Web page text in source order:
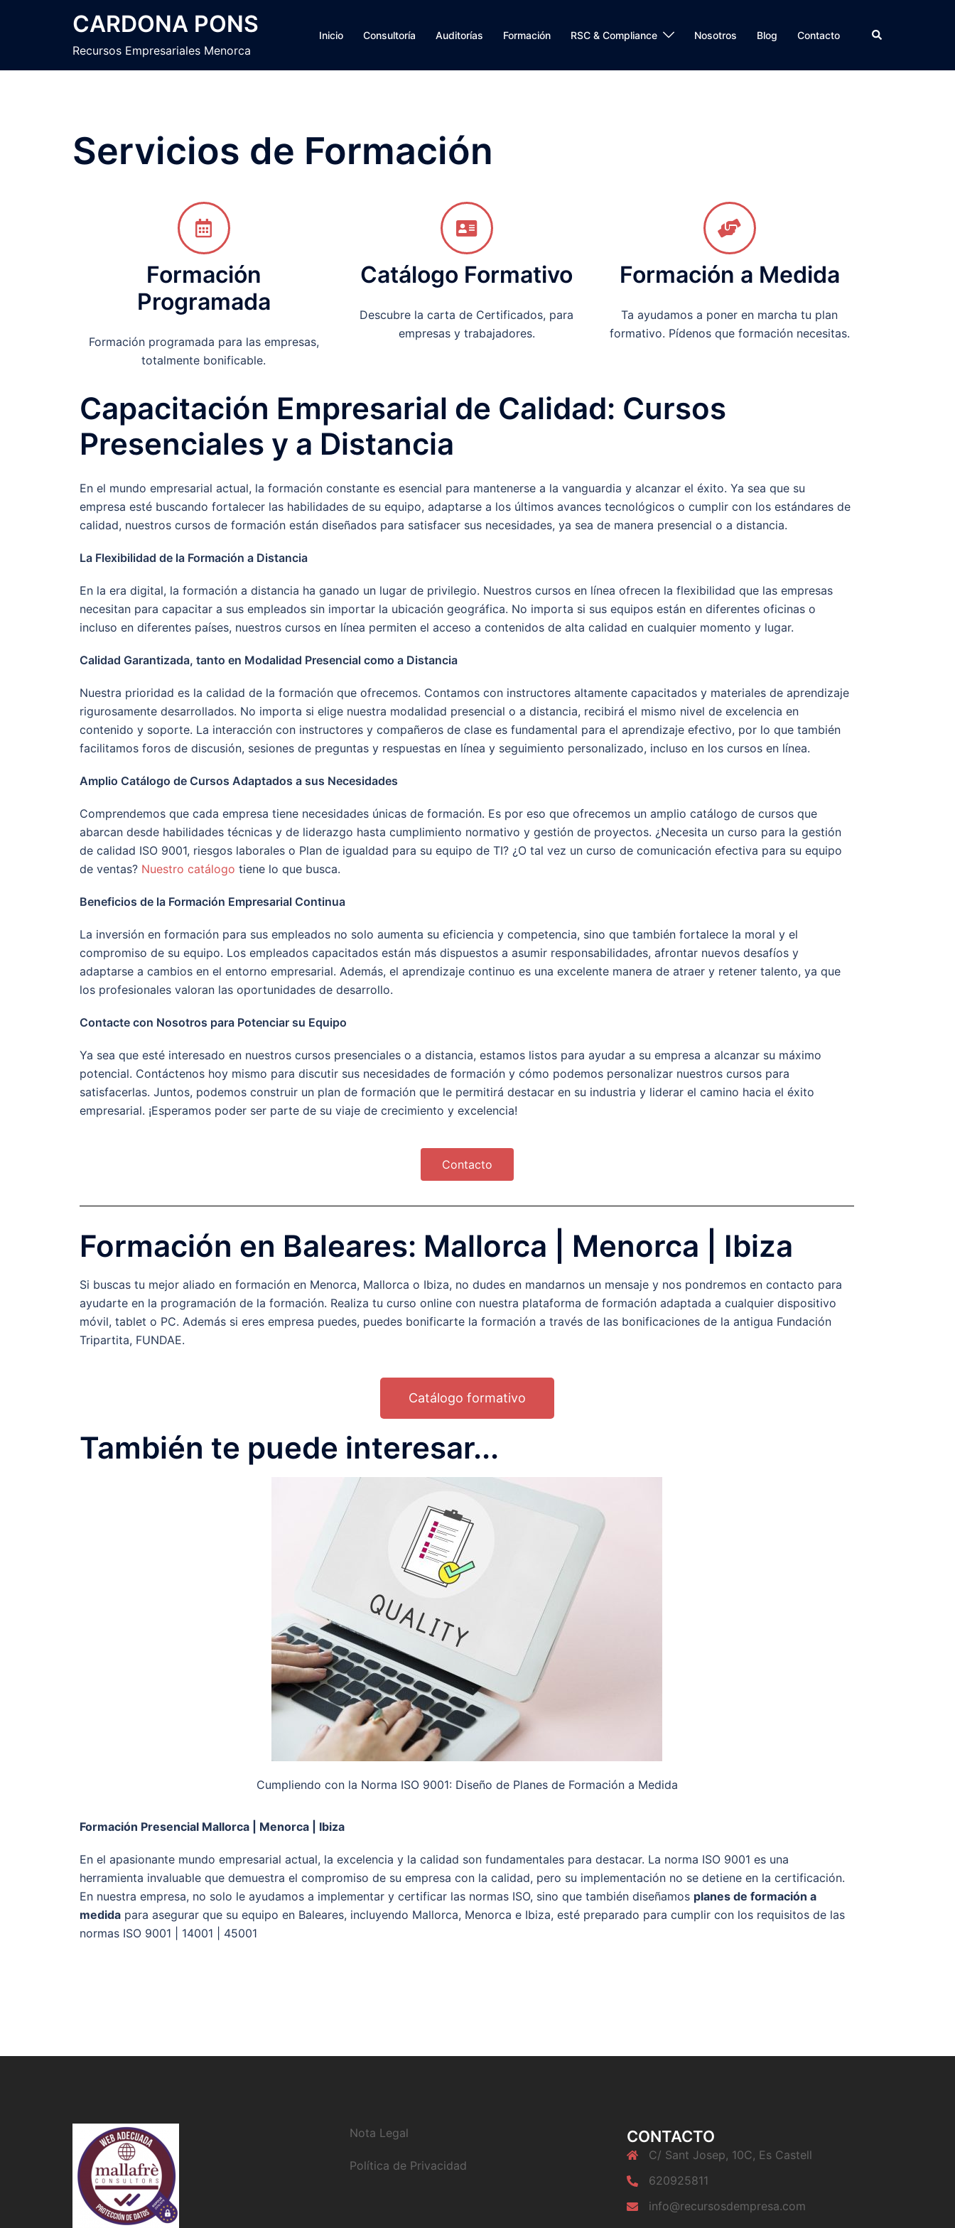
CARDONA PONS
Recursos Empresariales Menorca
Inicio Consultoría Auditorías Formación RSC & Compliance Nosotros Blog Contacto
Servicios de Formación
Formación
Programada
Formación programada para las empresas,
totalmente bonificable.
Catálogo Formativo
Descubre la carta de Certificados, para
empresas y trabajadores.
Formación a Medida
Ta ayudamos a poner en marcha tu plan
formativo. Pídenos que formación necesitas.
Capacitación Empresarial de Calidad: Cursos
Presenciales y a Distancia
En el mundo empresarial actual, la formación constante es esencial para mantenerse a la vanguardia y alcanzar el éxito. Ya sea que su
empresa esté buscando fortalecer las habilidades de su equipo, adaptarse a los últimos avances tecnológicos o cumplir con los estándares de
calidad, nuestros cursos de formación están diseñados para satisfacer sus necesidades, ya sea de manera presencial o a distancia.
La Flexibilidad de la Formación a Distancia
En la era digital, la formación a distancia ha ganado un lugar de privilegio. Nuestros cursos en línea ofrecen la flexibilidad que las empresas
necesitan para capacitar a sus empleados sin importar la ubicación geográfica. No importa si sus equipos están en diferentes oficinas o
incluso en diferentes países, nuestros cursos en línea permiten el acceso a contenidos de alta calidad en cualquier momento y lugar.
Calidad Garantizada, tanto en Modalidad Presencial como a Distancia
Nuestra prioridad es la calidad de la formación que ofrecemos. Contamos con instructores altamente capacitados y materiales de aprendizaje
rigurosamente desarrollados. No importa si elige nuestra modalidad presencial o a distancia, recibirá el mismo nivel de excelencia en
contenido y soporte. La interacción con instructores y compañeros de clase es fundamental para el aprendizaje efectivo, por lo que también
facilitamos foros de discusión, sesiones de preguntas y respuestas en línea y seguimiento personalizado, incluso en los cursos en línea.
Amplio Catálogo de Cursos Adaptados a sus Necesidades
Comprendemos que cada empresa tiene necesidades únicas de formación. Es por eso que ofrecemos un amplio catálogo de cursos que
abarcan desde habilidades técnicas y de liderazgo hasta cumplimiento normativo y gestión de proyectos. ¿Necesita un curso para la gestión
de calidad ISO 9001, riesgos laborales o Plan de igualdad para su equipo de TI? ¿O tal vez un curso de comunicación efectiva para su equipo
de ventas? Nuestro catálogo tiene lo que busca.
Beneficios de la Formación Empresarial Continua
La inversión en formación para sus empleados no solo aumenta su eficiencia y competencia, sino que también fortalece la moral y el
compromiso de su equipo. Los empleados capacitados están más dispuestos a asumir responsabilidades, afrontar nuevos desafíos y
adaptarse a cambios en el entorno empresarial. Además, el aprendizaje continuo es una excelente manera de atraer y retener talento, ya que
los profesionales valoran las oportunidades de desarrollo.
Contacte con Nosotros para Potenciar su Equipo
Ya sea que esté interesado en nuestros cursos presenciales o a distancia, estamos listos para ayudar a su empresa a alcanzar su máximo
potencial. Contáctenos hoy mismo para discutir sus necesidades de formación y cómo podemos personalizar nuestros cursos para
satisfacerlas. Juntos, podemos construir un plan de formación que le permitirá destacar en su industria y liderar el camino hacia el éxito
empresarial. ¡Esperamos poder ser parte de su viaje de crecimiento y excelencia!
Contacto
Formación en Baleares: Mallorca | Menorca | Ibiza
Si buscas tu mejor aliado en formación en Menorca, Mallorca o Ibiza, no dudes en mandarnos un mensaje y nos pondremos en contacto para
ayudarte en la programación de la formación. Realiza tu curso online con nuestra plataforma de formación adaptada a cualquier dispositivo
móvil, tablet o PC. Además si eres empresa puedes, puedes bonificarte la formación a través de las bonificaciones de la antigua Fundación
Tripartita, FUNDAE.
Catálogo formativo
También te puede interesar...
Cumpliendo con la Norma ISO 9001: Diseño de Planes de Formación a Medida
Formación Presencial Mallorca | Menorca | Ibiza
En el apasionante mundo empresarial actual, la excelencia y la calidad son fundamentales para destacar. La norma ISO 9001 es una
herramienta invaluable que demuestra el compromiso de su empresa con la calidad, pero su implementación no se detiene en la certificación.
En nuestra empresa, no solo le ayudamos a implementar y certificar las normas ISO, sino que también diseñamos planes de formación a
medida para asegurar que su equipo en Baleares, incluyendo Mallorca, Menorca e Ibiza, esté preparado para cumplir con los requisitos de las
normas ISO 9001 | 14001 | 45001
Nota Legal
Política de Privacidad
CONTACTO
C/ Sant Josep, 10C, Es Castell
620925811
info@recursosdempresa.com